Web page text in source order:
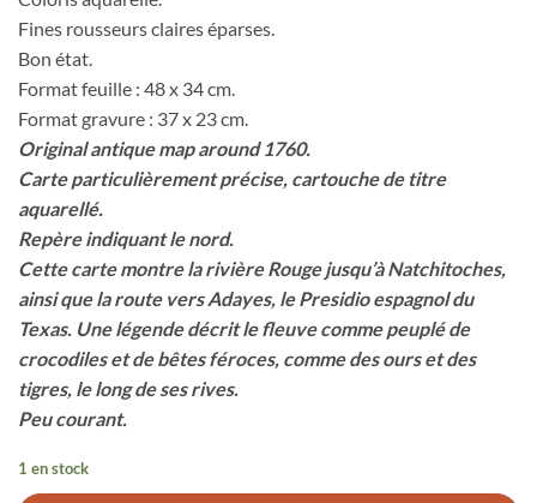
Fines rousseurs claires éparses.
Bon état.
Format feuille : 48 x 34 cm.
Format gravure : 37 x 23 cm.
Original antique map around 1760.
Carte particulièrement précise, cartouche de titre
aquarellé.
Repère indiquant le nord.
Cette carte montre la rivière Rouge jusqu’à Natchitoches,
ainsi que la route vers Adayes, le Presidio espagnol du
Texas. Une légende décrit le fleuve comme peuplé de
crocodiles et de bêtes féroces, comme des ours et des
tigres, le long de ses rives.
Peu courant.
1 en stock